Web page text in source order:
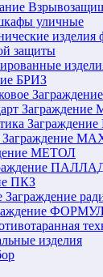
уличные
изделия
защиты
БРИЗ
Заграждение
МЕТОЛ
ПКЗ
Заграждение
изделия